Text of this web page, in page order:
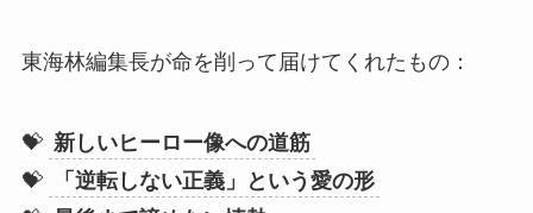
東海林編集長が命を削って届けてくれたもの：
💝 新しいヒーロー像への道筋
💝
「逆転しない正義」という愛の形